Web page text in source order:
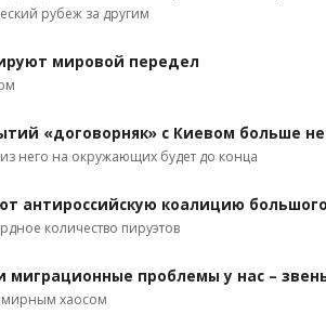
рубеж за другим
мировой передел
«договорняк» с Киевом больше не
него на окружающих будет до конца
антироссийскую коалицию
количество пируэтов
миграционные проблемы у нас –
хаосом